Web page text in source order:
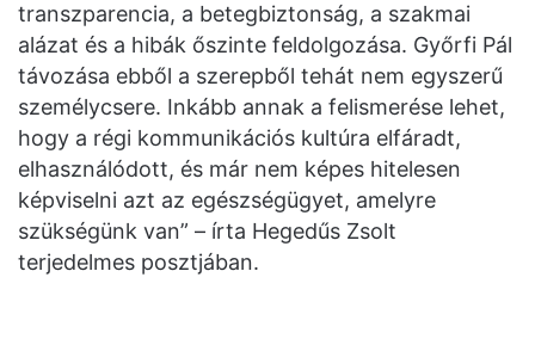
transzparencia, a betegbiztonság, a szakmai
alázat és a hibák őszinte feldolgozása. Győrfi Pál
távozása ebből a szerepből tehát nem egyszerű
személycsere. Inkább annak a felismerése lehet,
hogy a régi kommunikációs kultúra elfáradt,
elhasználódott, és már nem képes hitelesen
képviselni azt az egészségügyet, amelyre
szükségünk van” – írta Hegedűs Zsolt
terjedelmes posztjában.